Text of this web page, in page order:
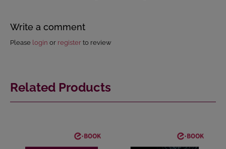
Write a comment
Please login or register to review
Related Products